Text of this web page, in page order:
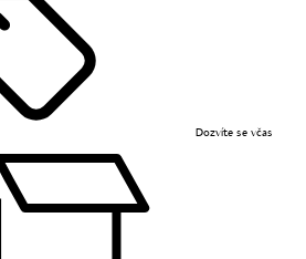
Dozvíte se včas